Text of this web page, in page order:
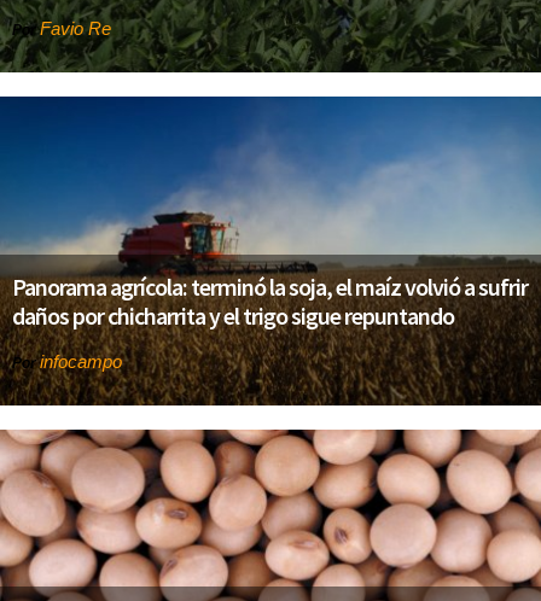
PorFavio Re
Panorama agrícola: terminó la soja, el maíz volvió a sufrir
daños por chicharrita y el trigo sigue repuntando
Porinfocampo